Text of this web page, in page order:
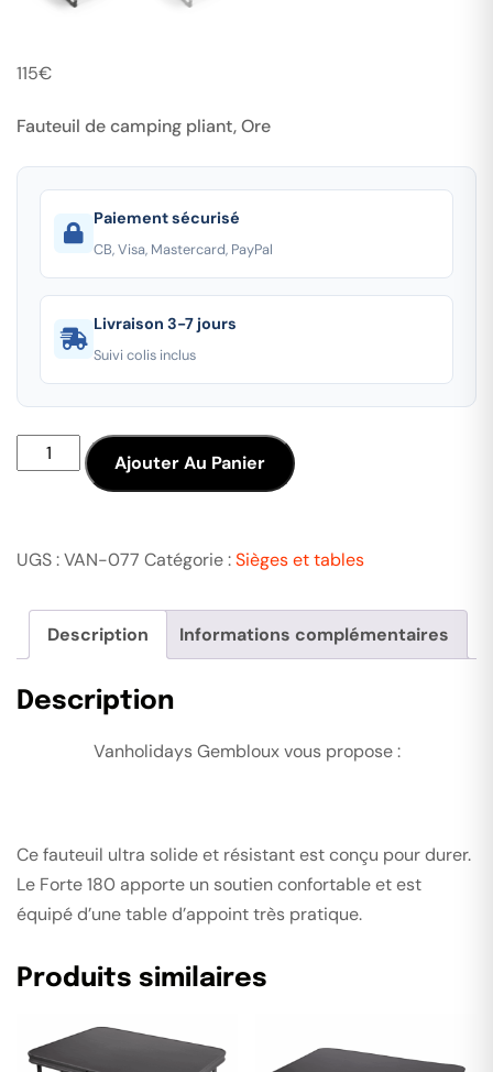
115€
Fauteuil de camping pliant, Ore
Paiement sécurisé
CB, Visa, Mastercard, PayPal
Livraison 3-7 jours
Suivi colis inclus
Ajouter Au Panier
UGS :VAN-077 Catégorie :Sièges et tables
Description Informations complémentaires
Description
Vanholidays Gembloux vous propose :
Ce fauteuil ultra solide et résistant est conçu pour durer.
Le Forte 180 apporte un soutien confortable et est
équipé d’une table d’appoint très pratique.
Produits similaires